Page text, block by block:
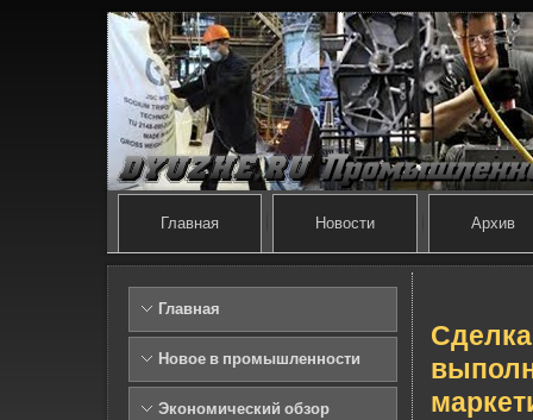
Главная Новости Архив
Главная
Новое в промышленности
Экономический обзор